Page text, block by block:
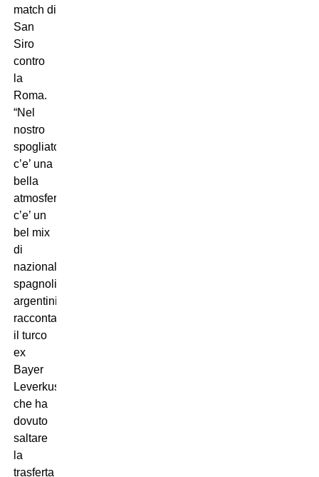
match di
San
Siro
contro
la
Roma.
“Nel
nostro
spogliatoio
c’e’ una
bella
atmosfera,
c’e’ un
bel mix
di
nazionalita’:
spagnoli,
argentini…-
racconta
il turco
ex
Bayer
Leverkusen,
che ha
dovuto
saltare
la
trasferta